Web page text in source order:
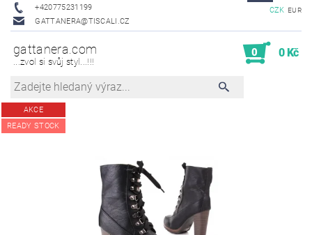
+420775231199
GATTANERA@TISCALI.CZ
CZK EUR
gattanera.com
...zvol si svůj styl...!!!
0 0 Kč
AKCE
READY STOCK